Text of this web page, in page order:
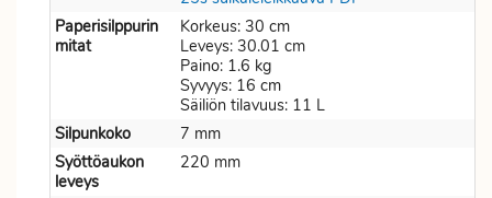
Paperisilppurin
mitat
Korkeus: 30 cm
Leveys: 30.01 cm
Paino: 1.6 kg
Syvyys: 16 cm
Säiliön tilavuus: 11 L
Silpunkoko
7 mm
Syöttöaukon
leveys
220 mm